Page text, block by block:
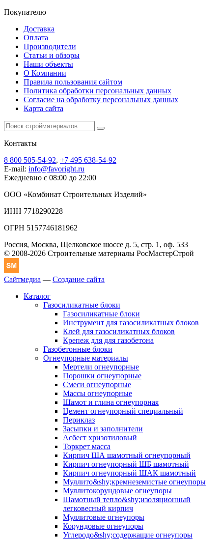
Покупателю
Доставка
Оплата
Производители
Статьи и обзоры
Наши объекты
О Компании
Правила пользования сайтом
Политика обработки персональных данных
Согласие на обработку персональных данных
Карта сайта
Контакты
8 800 505-54-92, +7 495 638-54-92
E-mail: info@favoright.ru
Ежедневно с 08:00 до 22:00
ООО «Комбинат Строительных Изделий»
ИНН 7718290228
ОГРН 5157746181962
Россия, Москва, Щелковское шоссе д. 5, стр. 1, оф. 533
© 2008-2026 Строительные материалы РосМастерСтрой
Сайтмедиа — Создание сайта
Каталог
Газосиликатные блоки
Газосиликатные блоки
Инструмент для газосиликатных блоков
Клей для газосиликатных блоков
Крепеж для для газобетона
Газобетонные блоки
Огнеупорные материалы
Мертели огнеупорные
Порошки огнеупорные
Смеси огнеупорные
Массы огнеупорные
Шамот и глина огнеупорная
Цемент огнеупорный специальный
Периклаз
Засыпки и заполнители
Асбест хризотиловый
Торкрет масса
Кирпич ША шамотный огнеупорный
Кирпич огнеупорный ШБ шамотный
Кирпич огнеупорный ШАК шамотный
Муллито&shy;­кремнеземистые огнеупоры
Муллито­корундовые огнеупоры
Шамотный тепло&shy;изоляционный
легковесный кирпич
Муллитовые огнеупоры
Корундовые огнеупоры
Углеродо&shy;содержащие огнеупоры